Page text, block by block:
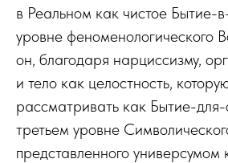
в Реальном как чистое Бытие-
уровне феноменологического
он, благодаря нарциссизму,
и тело как целостность,
рассматривать как Бытие-
третьем уровне
представленного универсумом